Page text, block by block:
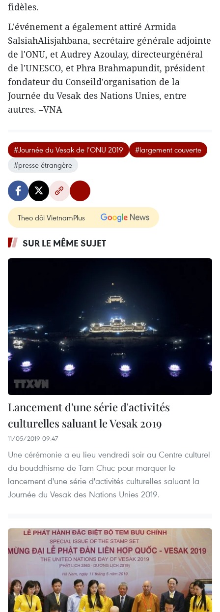
fidèles.
L'événement a également attiré Armida
SalsiahAlisjahbana, secrétaire générale adjointe
de l'ONU, et Audrey Azoulay, directeurgénéral
de l'UNESCO, et Phra Brahmapundit, président
fondateur du Conseild'organisation de la
Journée du Vesak des Nations Unies, entre
autres. –VNA
#Journée du Vesak de l’ONU 2019
#largement couverte
#presse étrangère
Theo dõi VietnamPlus
SUR LE MÊME SUJET
Lancement d'une série d'activités
culturelles saluant le Vesak 2019
11/05/2019 09:47
Une cérémonie a eu lieu vendredi soir au Centre culturel
du bouddhisme de Tam Chuc pour marquer le
lancement d'une série d'activités culturelles saluant la
Journée du Vesak des Nations Unies 2019.